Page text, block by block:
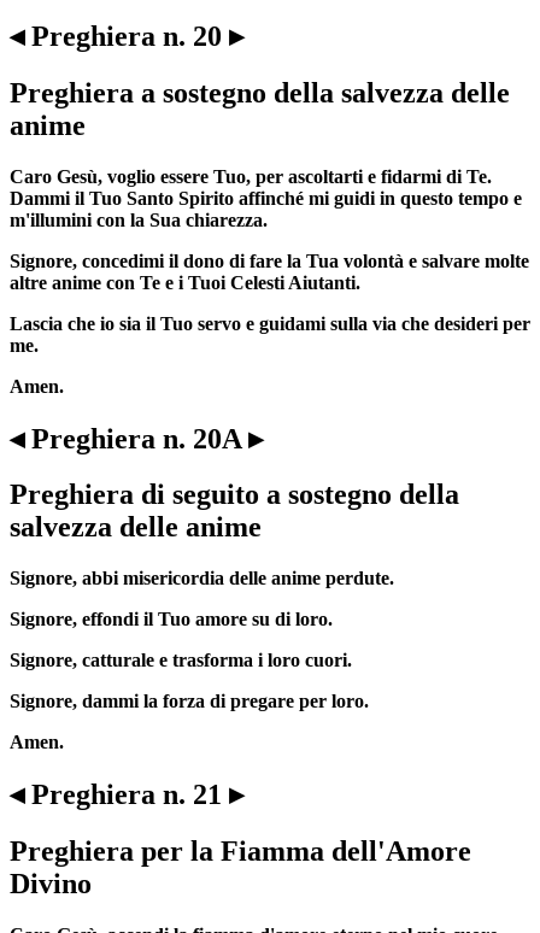
◂ Preghiera n. 20 ▸
Preghiera a sostegno della salvezza delle
anime
Caro Gesù, voglio essere Tuo, per ascoltarti e fidarmi di Te.
Dammi il Tuo Santo Spirito affinché mi guidi in questo tempo e
m'illumini con la Sua chiarezza.
Signore, concedimi il dono di fare la Tua volontà e salvare molte
altre anime con Te e i Tuoi Celesti Aiutanti.
Lascia che io sia il Tuo servo e guidami sulla via che desideri per
me.
Amen.
◂ Preghiera n. 20A ▸
Preghiera di seguito a sostegno della
salvezza delle anime
Signore, abbi misericordia delle anime perdute.
Signore, effondi il Tuo amore su di loro.
Signore, catturale e trasforma i loro cuori.
Signore, dammi la forza di pregare per loro.
Amen.
◂ Preghiera n. 21 ▸
Preghiera per la Fiamma dell'Amore
Divino